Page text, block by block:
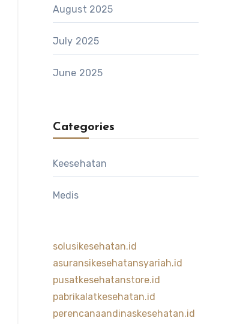
August 2025
July 2025
June 2025
Categories
Keesehatan
Medis
solusikesehatan.id
asuransikesehatansyariah.id
pusatkesehatanstore.id
pabrikalatkesehatan.id
perencanaandinaskesehatan.id